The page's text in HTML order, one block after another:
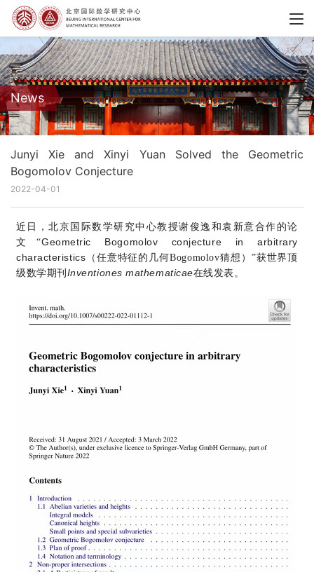
News
Junyi Xie and Xinyi Yuan Solved the Geometric
Bogomolov Conjecture
2022-04-01
近日，北京国际数学研究中心教授谢俊逸和袁新意合作的论
文“Geometric Bogomolov conjecture in arbitrary
characteristics （任意特征的几何Bogomolov猜想）”获世界顶
级数学期刊 Inventiones mathematicae在线发表。